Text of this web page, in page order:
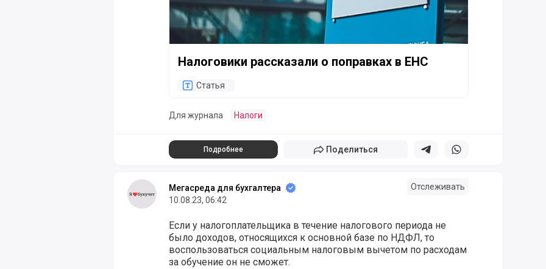
Налоговики рассказали о поправках в ЕНС
Статья
Для журнала Налоги
Подробнее Поделиться Поделиться в телеграм
Поделиться в whatsapp
Мегасреда для бухгалтера
10.08.23, 06:42
Отслеживать
Если у налогоплательщика в течение налогового периода не
было доходов, относящихся к основной базе по НДФЛ, то
воспользоваться социальным налоговым вычетом по расходам
за обучение он не сможет.